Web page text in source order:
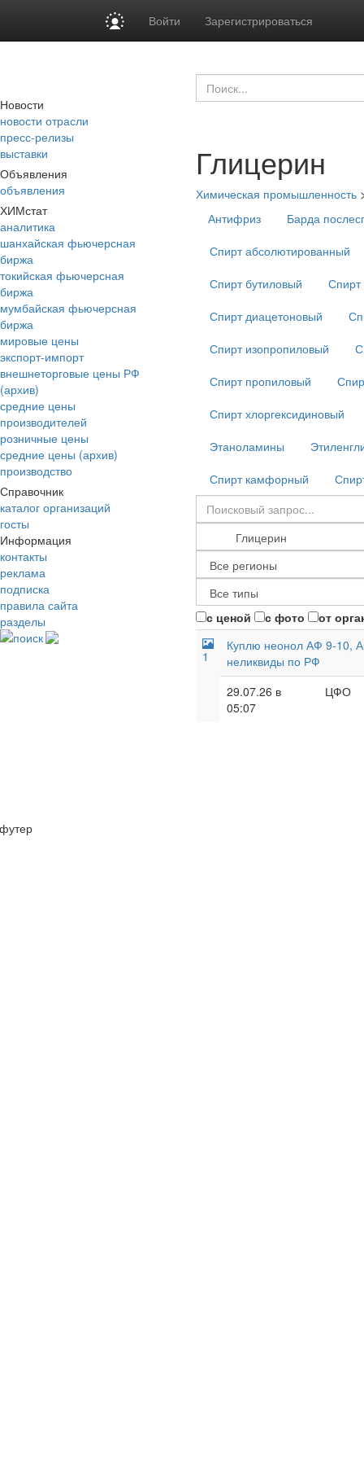
Войти Зарегистрироваться
Новости
новости отрасли
пресс-релизы
выставки
Объявления
объявления
ХИМстат
аналитика
шанхайская фьючерсная
биржа
токийская фьючерсная
биржа
мумбайская фьючерсная
биржа
мировые цены
экспорт-импорт
внешнеторговые цены РФ
(архив)
средние цены
производителей
розничные цены
средние цены (архив)
производство
Справочник
каталог организаций
госты
Информация
контакты
реклама
подписка
правила сайта
разделы
поиск
Глицерин
Химическая промышленность
Антифриз
Барда
Спирт абсолютированный
Спирт бутиловый
Спирт
Спирт диацетоновый
Спирт изопропиловый
Спирт пропиловый
Спирт хлоргексидиновый
Этаноламины
Спирт камфорный
с ценой с фото от
1
Куплю неонол АФ 9-10,
неликвиды по РФ
29.07.26 в
05:07
ЦФО
футер